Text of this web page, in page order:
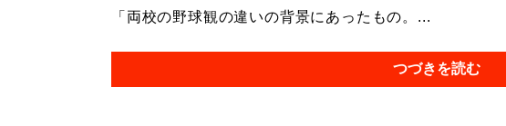
「両校の野球観の違いの背景にあったもの。...
つづきを読む